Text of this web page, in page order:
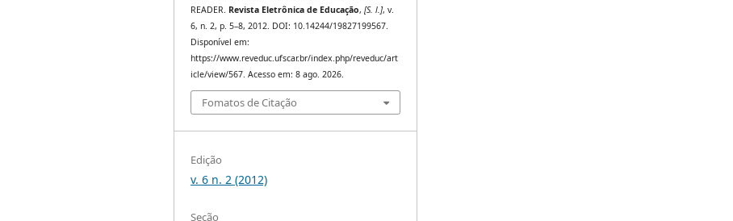
READER. Revista Eletrônica de Educação,[S. l.], v.
6, n. 2, p. 5–8, 2012. DOI: 10.14244/19827199567.
Disponível em:
https://www.reveduc.ufscar.br/index.php/reveduc/art
icle/view/567. Acesso em: 8 ago. 2026.
Fomatos de Citação
Edição
v. 6 n. 2 (2012)
Seção